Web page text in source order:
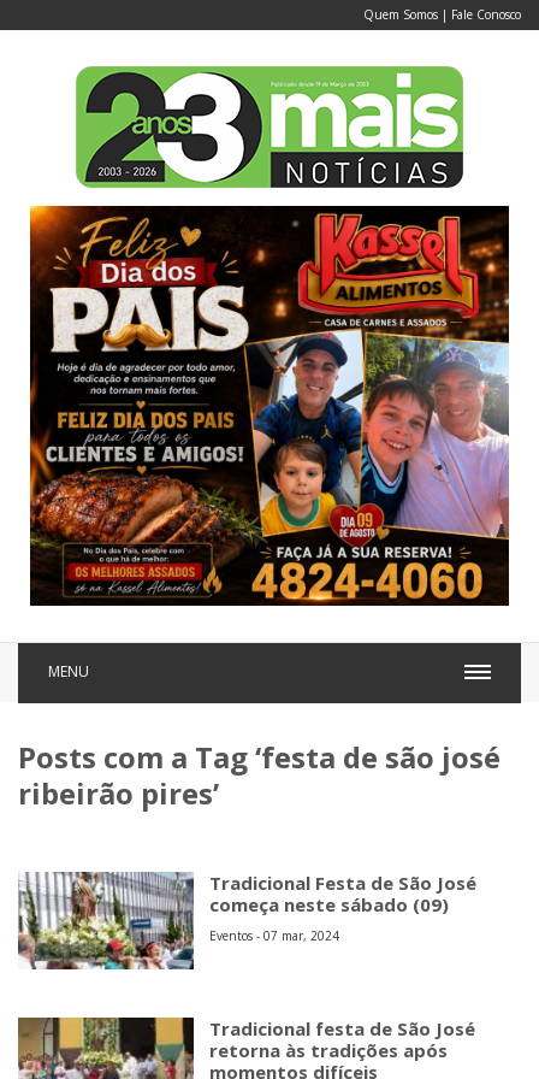
Quem Somos | Fale Conosco
MENU
Posts com a Tag ‘festa de são josé
ribeirão pires’
Tradicional Festa de São José
começa neste sábado (09)
Eventos - 07 mar, 2024
Tradicional festa de São José
retorna às tradições após
momentos difíceis